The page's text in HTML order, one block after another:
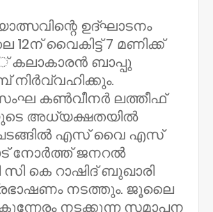
ഉദ്ഘാടനം
12ന് വൈകിട്ട് 7 മണിക്ക്
കലാകാരന്‍ ബാപ്പു
നിര്‍വ്വഹിക്കും.
കണ്‍വീനര്‍ ലത്തീഫ്
അധ്യക്ഷതയില്‍
ചടങ്ങില്‍ എസ് വൈ എസ്
നോര്‍ത്ത് ജനറല്‍
സി കെ റാഷിദ് ബുഖാരി
നടത്തും. ജൂലൈ
നടക്കുന്ന സമാപന